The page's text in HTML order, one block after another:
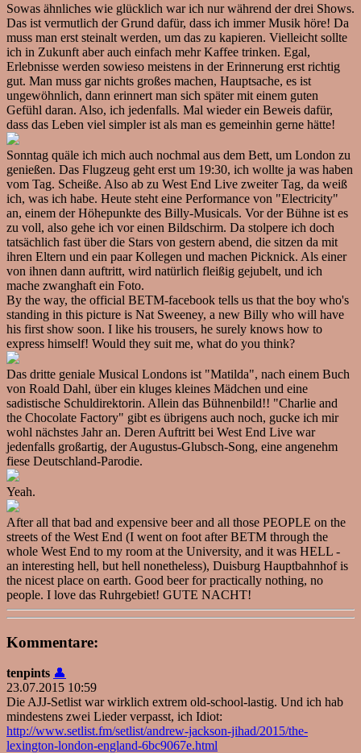
Sowas ähnliches wie glücklich war ich nur während der drei Shows.
Das ist vermutlich der Grund dafür, dass ich immer Musik höre! Da
muss man erst steinalt werden, um das zu kapieren. Vielleicht sollte
ich in Zukunft aber auch einfach mehr Kaffee trinken. Egal,
Erlebnisse werden sowieso meistens in der Erinnerung erst richtig
gut. Man muss gar nichts großes machen, Hauptsache, es ist
ungewöhnlich, dann erinnert man sich später mit einem guten
Gefühl daran. Also, ich jedenfalls. Mal wieder ein Beweis dafür,
dass das Leben viel simpler ist als man es gemeinhin gerne hätte!
Sonntag quäle ich mich auch nochmal aus dem Bett, um London zu
genießen. Das Flugzeug geht erst um 19:30, ich wollte ja was haben
vom Tag. Scheiße. Also ab zu West End Live zweiter Tag, da weiß
ich, was ich habe. Heute steht eine Performance von "Electricity"
an, einem der Höhepunkte des Billy-Musicals. Vor der Bühne ist es
zu voll, also gehe ich vor einen Bildschirm. Da stolpere ich doch
tatsächlich fast über die Stars von gestern abend, die sitzen da mit
ihren Eltern und ein paar Kollegen und machen Picknick. Als einer
von ihnen dann auftritt, wird natürlich fleißig gejubelt, und ich
mache zwanghaft ein Foto.
By the way, the official BETM-facebook tells us that the boy who's
standing in this picture is Nat Sweeney, a new Billy who will have
his first show soon. I like his trousers, he surely knows how to
express himself! Would they suit me, what do you think?
Das dritte geniale Musical Londons ist "Matilda", nach einem Buch
von Roald Dahl, über ein kluges kleines Mädchen und eine
sadistische Schuldirektorin. Allein das Bühnenbild!! "Charlie and
the Chocolate Factory" gibt es übrigens auch noch, gucke ich mir
wohl nächstes Jahr an. Deren Auftritt bei West End Live war
jedenfalls großartig, der Augustus-Glubsch-Song, eine angenehm
fiese Deutschland-Parodie.
Yeah.
After all that bad and expensive beer and all those PEOPLE on the
streets of the West End (I went on foot after BETM through the
whole West End to my room at the University, and it was HELL -
an interesting hell, but hell nonetheless), Duisburg Hauptbahnhof is
the nicest place on earth. Good beer for practically nothing, no
people. I love das Ruhrgebiet! GUTE NACHT!
Kommentare:
tenpints 👤
23.07.2015 10:59
Die AJJ-Setlist war wirklich extrem old-school-lastig. Und ich hab
mindestens zwei Lieder verpasst, ich Idiot:
http://www.setlist.fm/setlist/andrew-jackson-jihad/2015/the-
lexington-london-england-6bc9067e.html